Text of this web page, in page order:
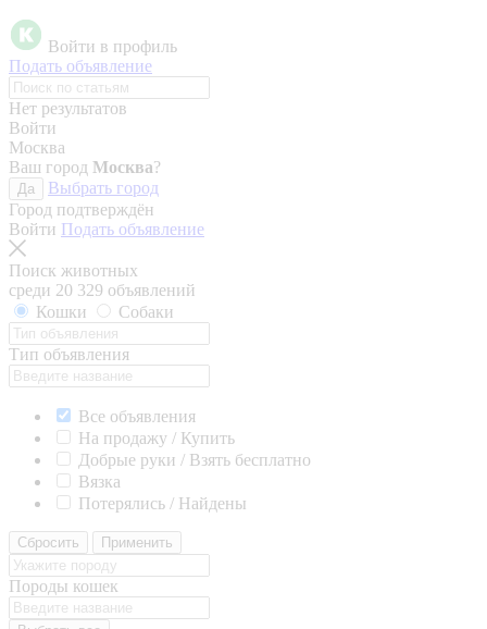
Войти в профиль
Подать объявление
Нет результатов
Войти
Москва
Ваш город Москва?
Да
Выбрать город
Город подтверждён
Войти Подать объявление
Поиск животных
среди 20 329 объявлений
Кошки
Собаки
Тип объявления
Все объявления
На продажу / Купить
Добрые руки / Взять бесплатно
Вязка
Потерялись / Найдены
Сбросить Применить
Породы кошек